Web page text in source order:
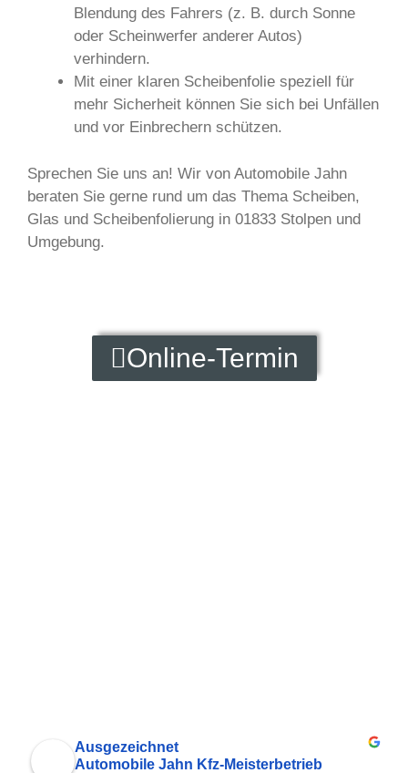
Blendung des Fahrers (z. B. durch Sonne
oder Scheinwerfer anderer Autos)
verhindern.
Mit einer klaren Scheibenfolie speziell für
mehr Sicherheit können Sie sich bei Unfällen
und vor Einbrechern schützen.
Sprechen Sie uns an! Wir von Automobile Jahn
beraten Sie gerne rund um das Thema Scheiben,
Glas und Scheibenfolierung in 01833 Stolpen und
Umgebung.
Online-Termin
Ausgezeichnet
Automobile Jahn Kfz-Meisterbetrieb